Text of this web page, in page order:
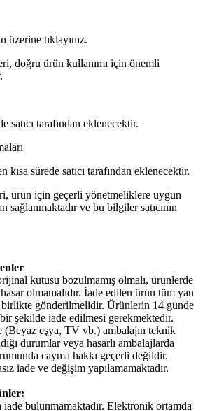
tıklayınız.
doğru ürün kullanımı için önemli
satıcı tarafından eklenecektir.
kısa sürede satıcı tarafından eklenecektir.
ürün için geçerli yönetmeliklere uygun
sağlanmaktadır ve bu bilgiler satıcının
kutusu bozulmamış olmalı, ürünlerde
olmamalıdır. İade edilen ürün tüm yan
birlikte gönderilmelidir. Ürünlerin 14 günde
şekilde iade edilmesi gerekmektedir.
(Beyaz eşya, TV vb.) ambalajın teknik
durumlar veya hasarlı ambalajlarda
cayma hakkı geçerli değildir.
iade ve değişim yapılamamaktadır.
bulunmamaktadır. Elektronik ortamda